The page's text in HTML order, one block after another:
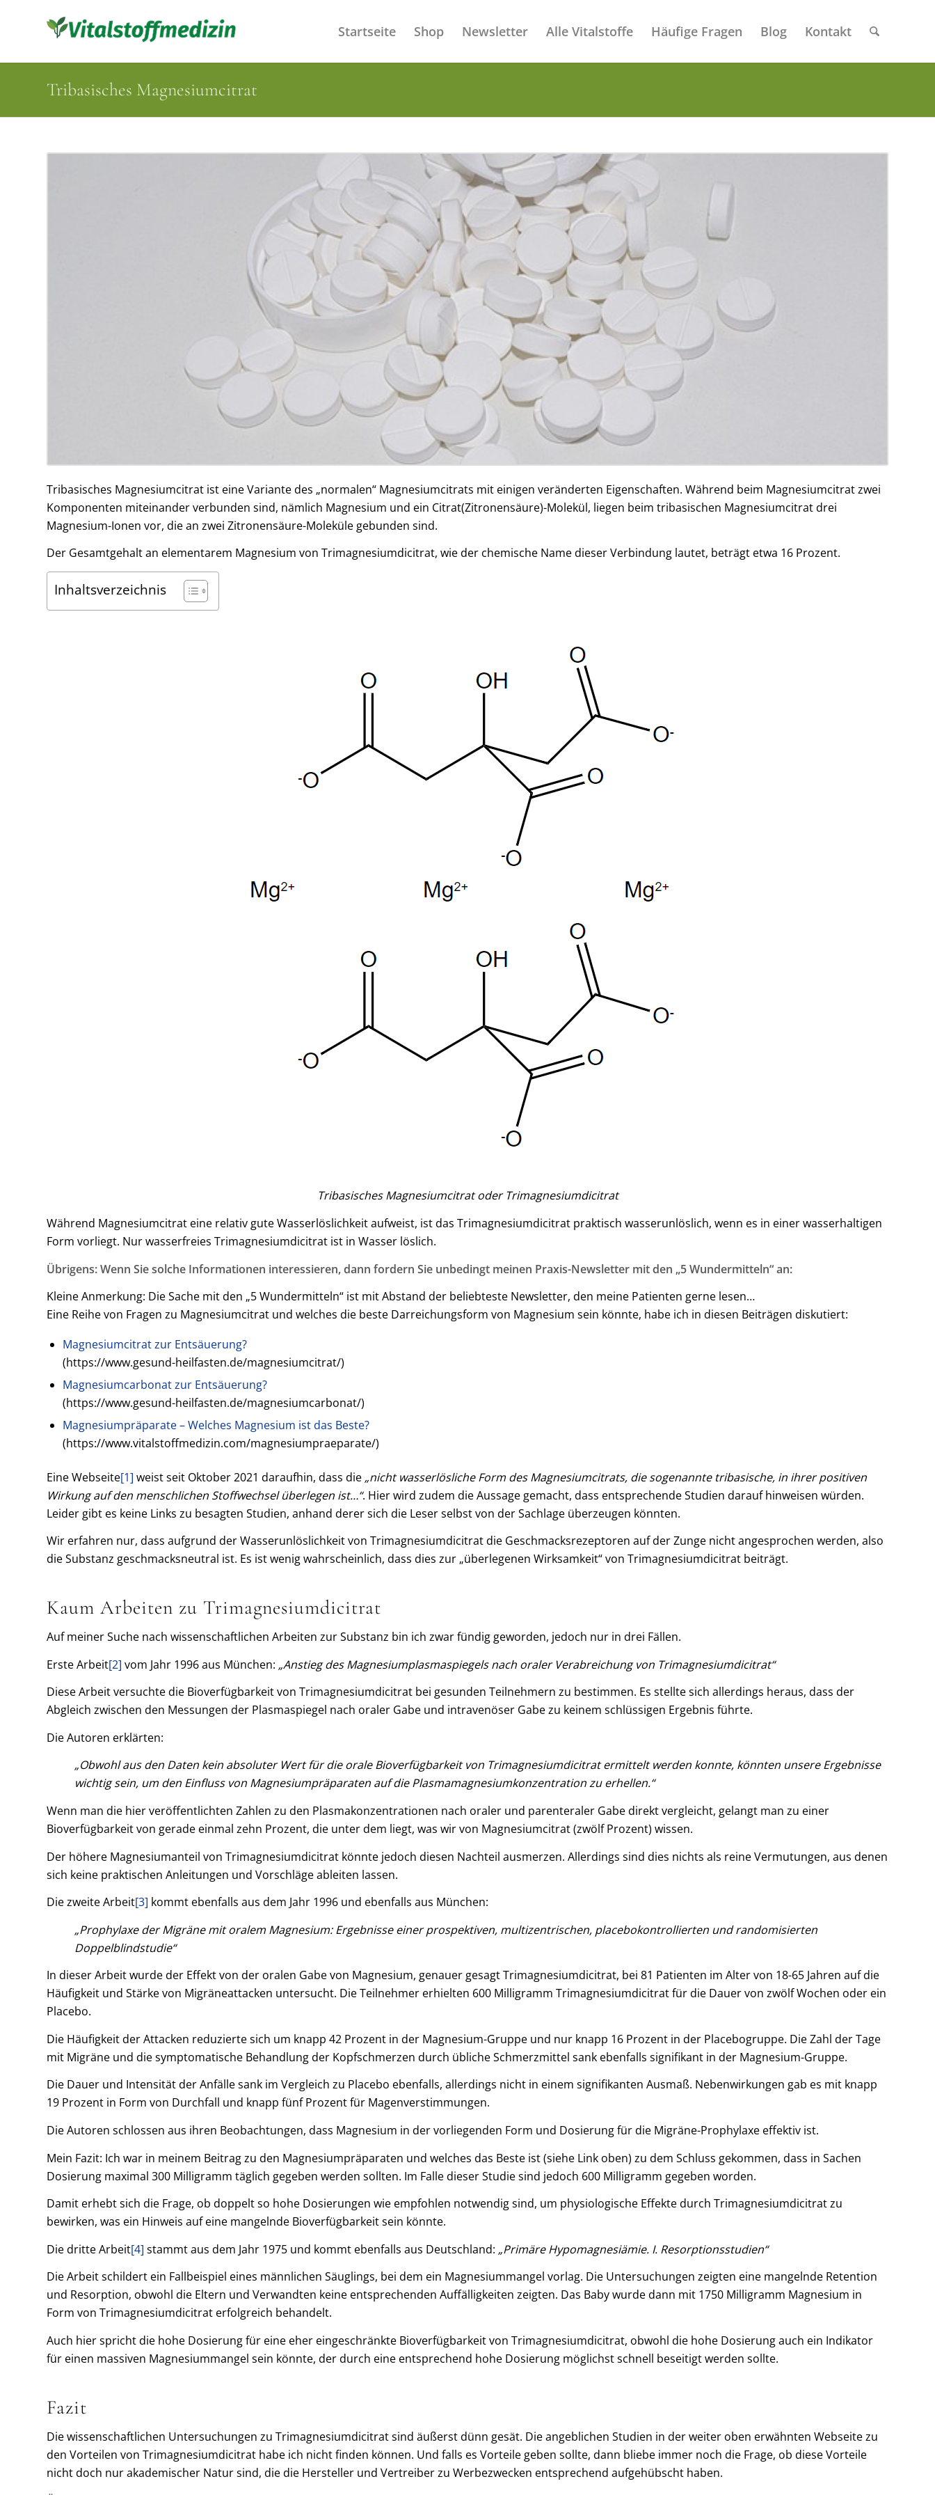
Startseite Shop Newsletter Alle Vitalstoffe Häufige Fragen Blog Kontakt
Tribasisches Magnesiumcitrat
Tribasisches Magnesiumcitrat ist eine Variante des „normalen“ Magnesiumcitrats mit einigen veränderten Eigenschaften. Während beim Magnesiumcitrat zwei
Komponenten miteinander verbunden sind, nämlich Magnesium und ein Citrat(Zitronensäure)-Molekül, liegen beim tribasischen Magnesiumcitrat drei
Magnesium-Ionen vor, die an zwei Zitronensäure-Moleküle gebunden sind.
Der Gesamtgehalt an elementarem Magnesium von Trimagnesiumdicitrat, wie der chemische Name dieser Verbindung lautet, beträgt etwa 16 Prozent.
Inhaltsverzeichnis
Tribasisches Magnesiumcitrat oder Trimagnesiumdicitrat
Während Magnesiumcitrat eine relativ gute Wasserlöslichkeit aufweist, ist das Trimagnesiumdicitrat praktisch wasserunlöslich, wenn es in einer wasserhaltigen
Form vorliegt. Nur wasserfreies Trimagnesiumdicitrat ist in Wasser löslich.
Übrigens: Wenn Sie solche Informationen interessieren, dann fordern Sie unbedingt meinen Praxis-Newsletter mit den „5 Wundermitteln“ an:
Kleine Anmerkung: Die Sache mit den „5 Wundermitteln“ ist mit Abstand der beliebteste Newsletter, den meine Patienten gerne lesen…
Eine Reihe von Fragen zu Magnesiumcitrat und welches die beste Darreichungsform von Magnesium sein könnte, habe ich in diesen Beiträgen diskutiert:
Magnesiumcitrat zur Entsäuerung?
(https://www.gesund-heilfasten.de/magnesiumcitrat/)
Magnesiumcarbonat zur Entsäuerung?
(https://www.gesund-heilfasten.de/magnesiumcarbonat/)
Magnesiumpräparate – Welches Magnesium ist das Beste?
(https://www.vitalstoffmedizin.com/magnesiumpraeparate/)
Eine Webseite[1] weist seit Oktober 2021 daraufhin, dass die „nicht wasserlösliche Form des Magnesiumcitrats, die sogenannte tribasische, in ihrer positiven
Wirkung auf den menschlichen Stoffwechsel überlegen ist…“. Hier wird zudem die Aussage gemacht, dass entsprechende Studien darauf hinweisen würden.
Leider gibt es keine Links zu besagten Studien, anhand derer sich die Leser selbst von der Sachlage überzeugen könnten.
Wir erfahren nur, dass aufgrund der Wasserunlöslichkeit von Trimagnesiumdicitrat die Geschmacksrezeptoren auf der Zunge nicht angesprochen werden, also
die Substanz geschmacksneutral ist. Es ist wenig wahrscheinlich, dass dies zur „überlegenen Wirksamkeit“ von Trimagnesiumdicitrat beiträgt.
Kaum Arbeiten zu Trimagnesiumdicitrat
Auf meiner Suche nach wissenschaftlichen Arbeiten zur Substanz bin ich zwar fündig geworden, jedoch nur in drei Fällen.
Erste Arbeit[2] vom Jahr 1996 aus München: „Anstieg des Magnesiumplasmaspiegels nach oraler Verabreichung von Trimagnesiumdicitrat“
Diese Arbeit versuchte die Bioverfügbarkeit von Trimagnesiumdicitrat bei gesunden Teilnehmern zu bestimmen. Es stellte sich allerdings heraus, dass der
Abgleich zwischen den Messungen der Plasmaspiegel nach oraler Gabe und intravenöser Gabe zu keinem schlüssigen Ergebnis führte.
Die Autoren erklärten:
„Obwohl aus den Daten kein absoluter Wert für die orale Bioverfügbarkeit von Trimagnesiumdicitrat ermittelt werden konnte, könnten unsere Ergebnisse
wichtig sein, um den Einfluss von Magnesiumpräparaten auf die Plasmamagnesiumkonzentration zu erhellen.“
Wenn man die hier veröffentlichten Zahlen zu den Plasmakonzentrationen nach oraler und parenteraler Gabe direkt vergleicht, gelangt man zu einer
Bioverfügbarkeit von gerade einmal zehn Prozent, die unter dem liegt, was wir von Magnesiumcitrat (zwölf Prozent) wissen.
Der höhere Magnesiumanteil von Trimagnesiumdicitrat könnte jedoch diesen Nachteil ausmerzen. Allerdings sind dies nichts als reine Vermutungen, aus denen
sich keine praktischen Anleitungen und Vorschläge ableiten lassen.
Die zweite Arbeit[3] kommt ebenfalls aus dem Jahr 1996 und ebenfalls aus München:
„Prophylaxe der Migräne mit oralem Magnesium: Ergebnisse einer prospektiven, multizentrischen, placebokontrollierten und randomisierten
Doppelblindstudie“
In dieser Arbeit wurde der Effekt von der oralen Gabe von Magnesium, genauer gesagt Trimagnesiumdicitrat, bei 81 Patienten im Alter von 18-65 Jahren auf die
Häufigkeit und Stärke von Migräneattacken untersucht. Die Teilnehmer erhielten 600 Milligramm Trimagnesiumdicitrat für die Dauer von zwölf Wochen oder ein
Placebo.
Die Häufigkeit der Attacken reduzierte sich um knapp 42 Prozent in der Magnesium-Gruppe und nur knapp 16 Prozent in der Placebogruppe. Die Zahl der Tage
mit Migräne und die symptomatische Behandlung der Kopfschmerzen durch übliche Schmerzmittel sank ebenfalls signifikant in der Magnesium-Gruppe.
Die Dauer und Intensität der Anfälle sank im Vergleich zu Placebo ebenfalls, allerdings nicht in einem signifikanten Ausmaß. Nebenwirkungen gab es mit knapp
19 Prozent in Form von Durchfall und knapp fünf Prozent für Magenverstimmungen.
Die Autoren schlossen aus ihren Beobachtungen, dass Magnesium in der vorliegenden Form und Dosierung für die Migräne-Prophylaxe effektiv ist.
Mein Fazit: Ich war in meinem Beitrag zu den Magnesiumpräparaten und welches das Beste ist (siehe Link oben) zu dem Schluss gekommen, dass in Sachen
Dosierung maximal 300 Milligramm täglich gegeben werden sollten. Im Falle dieser Studie sind jedoch 600 Milligramm gegeben worden.
Damit erhebt sich die Frage, ob doppelt so hohe Dosierungen wie empfohlen notwendig sind, um physiologische Effekte durch Trimagnesiumdicitrat zu
bewirken, was ein Hinweis auf eine mangelnde Bioverfügbarkeit sein könnte.
Die dritte Arbeit[4] stammt aus dem Jahr 1975 und kommt ebenfalls aus Deutschland: „Primäre Hypomagnesiämie. I. Resorptionsstudien“
Die Arbeit schildert ein Fallbeispiel eines männlichen Säuglings, bei dem ein Magnesiummangel vorlag. Die Untersuchungen zeigten eine mangelnde Retention
und Resorption, obwohl die Eltern und Verwandten keine entsprechenden Auffälligkeiten zeigten. Das Baby wurde dann mit 1750 Milligramm Magnesium in
Form von Trimagnesiumdicitrat erfolgreich behandelt.
Auch hier spricht die hohe Dosierung für eine eher eingeschränkte Bioverfügbarkeit von Trimagnesiumdicitrat, obwohl die hohe Dosierung auch ein Indikator
für einen massiven Magnesiummangel sein könnte, der durch eine entsprechend hohe Dosierung möglichst schnell beseitigt werden sollte.
Fazit
Die wissenschaftlichen Untersuchungen zu Trimagnesiumdicitrat sind äußerst dünn gesät. Die angeblichen Studien in der weiter oben erwähnten Webseite zu
den Vorteilen von Trimagnesiumdicitrat habe ich nicht finden können. Und falls es Vorteile geben sollte, dann bliebe immer noch die Frage, ob diese Vorteile
nicht doch nur akademischer Natur sind, die die Hersteller und Vertreiber zu Werbezwecken entsprechend aufgehübscht haben.